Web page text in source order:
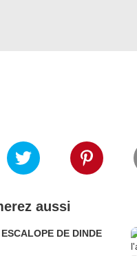
aussi
DE DINDE